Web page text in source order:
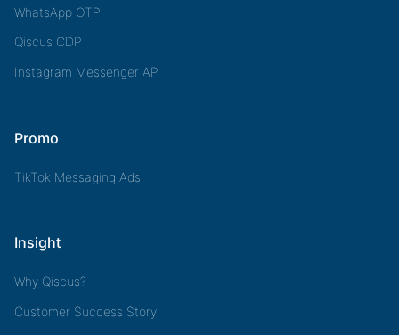
WhatsApp OTP
Qiscus CDP
Instagram Messenger API
Promo
TikTok Messaging Ads
Insight
Why Qiscus?
Customer Success Story